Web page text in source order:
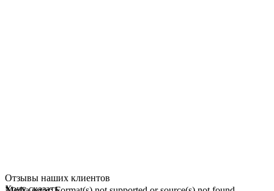
Отзывы наших клиентов
Хочу сказать